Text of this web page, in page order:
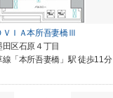
ＶＩＡ本所吾妻橋Ⅲ
区石原４丁目
線「本所吾妻橋」駅 徒歩11分